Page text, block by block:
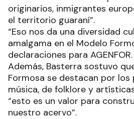
originarios, inmigrantes
el territorio guaraní”.
“Eso nos da una diversidad
amalgama en el Modelo
declaraciones para AGENFOR.
Además, Basterra sostuvo
Formosa se destacan por
música, de folklore y
“esto es un valor para
nuestro acervo”.